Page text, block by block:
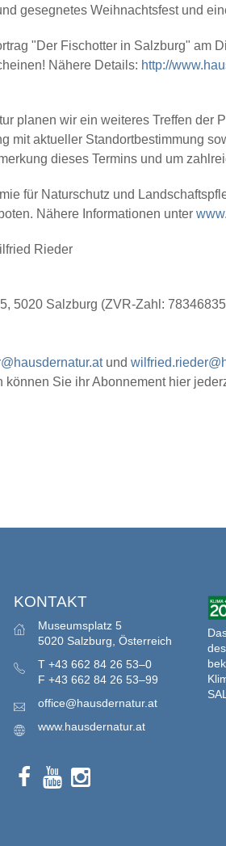
gesegnetes Weihnachtsfest und
"Der Fischotter in Salzburg" am
Nähere Details: http://
planen wir ein weiteres Treffen der
mit aktueller Standortbestimmung
dieses Termins und um
für Naturschutz und
Nähere Informationen unter
Rieder
5020 Salzburg (ZVR-Zahl:
und
Sie ihr Abonnement hier
KONTAKT
Museumsplatz 5
5020 Salzburg, Österreich
T +43 662 84 26 53–0
F +43 662 84 26 53–99
office@hausdernatur.at
www.hausdernatur.at